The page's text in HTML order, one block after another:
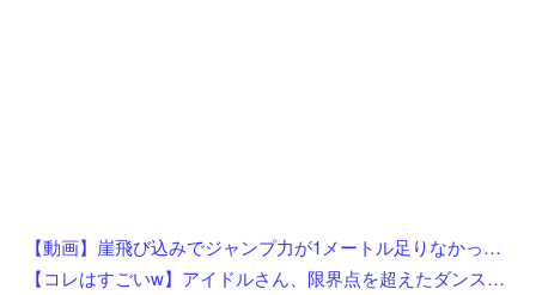
【動画】崖飛び込みでジャンプ力が1メートル足りなかった男の悲劇。
【コレはすごいw】アイドルさん、限界点を超えたダンスを披露した結果w w w w w w w w